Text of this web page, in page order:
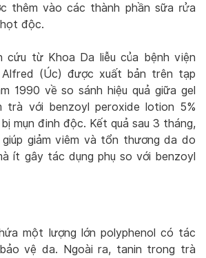
thêm vào các thành phần sữa rửa
độc.
cứu từ Khoa Da liễu của bệnh viện
Alfred (Úc) được xuất bản trên tạp
1990 về so sánh hiệu quả giữa gel
trà với benzoyl peroxide lotion 5%
mụn đinh độc. Kết quả sau 3 tháng,
giảm viêm và tổn thương da do
ít gây tác dụng phụ so với benzoyl
một lượng lớn polyphenol có tác
vệ da. Ngoài ra, tanin trong trà